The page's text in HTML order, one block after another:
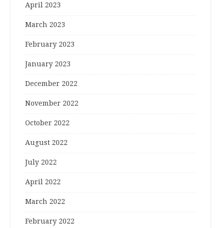
April 2023
March 2023
February 2023
January 2023
December 2022
November 2022
October 2022
August 2022
July 2022
April 2022
March 2022
February 2022